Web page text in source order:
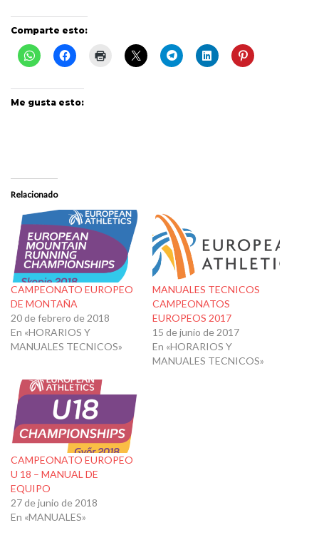
Comparte esto:
Me gusta esto:
Relacionado
CAMPEONATO EUROPEO
DE MONTAÑA
20 de febrero de 2018
En «HORARIOS Y
MANUALES TECNICOS»
MANUALES TECNICOS
CAMPEONATOS
EUROPEOS 2017
15 de junio de 2017
En «HORARIOS Y
MANUALES TECNICOS»
CAMPEONATO EUROPEO
U 18 – MANUAL DE
EQUIPO
27 de junio de 2018
En «MANUALES»